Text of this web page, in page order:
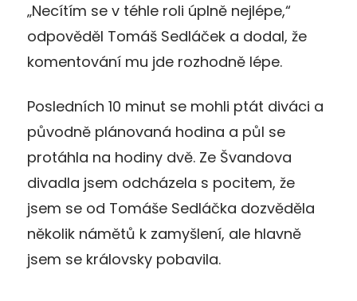
„Necítím se v téhle roli úplně nejlépe,“
odpověděl Tomáš Sedláček a dodal, že
komentování mu jde rozhodně lépe.
Posledních 10 minut se mohli ptát diváci a
původně plánovaná hodina a půl se
protáhla na hodiny dvě. Ze Švandova
divadla jsem odcházela s pocitem, že
jsem se od Tomáše Sedláčka dozvěděla
několik námětů k zamyšlení, ale hlavně
jsem se královsky pobavila.